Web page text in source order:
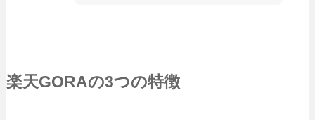
楽天GORAの3つの特徴